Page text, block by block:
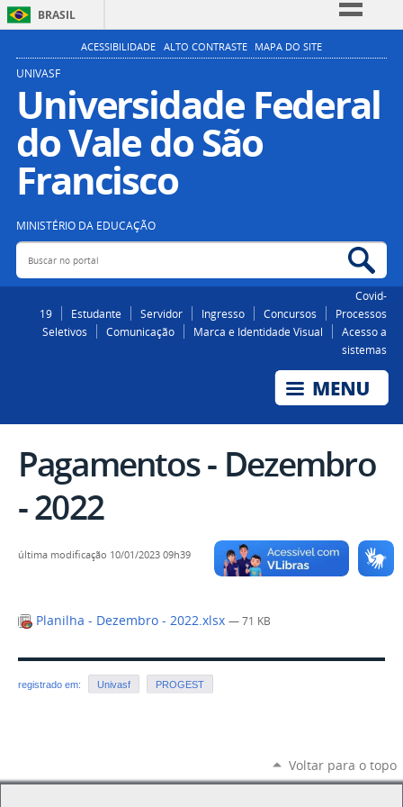
BRASIL
Simplifique!
Participe
Acesso à informação
Legislação
ACESSIBILIDADE ALTO CONTRASTE MAPA DO SITE
UNIVASF
Universidade Federal
do Vale do São
Francisco
MINISTÉRIO DA EDUCAÇÃO
Buscar no portal
Covid-
19
Estudante Servidor Ingresso Concursos
Processos
Seletivos
Comunicação Marca e Identidade Visual
Acesso a
sistemas
Pagamentos - Dezembro
- 2022
última modificação 10/01/2023 09h39
Planilha - Dezembro - 2022.xlsx — 71 KB
registrado em: Univasf PROGEST
Voltar para o topo